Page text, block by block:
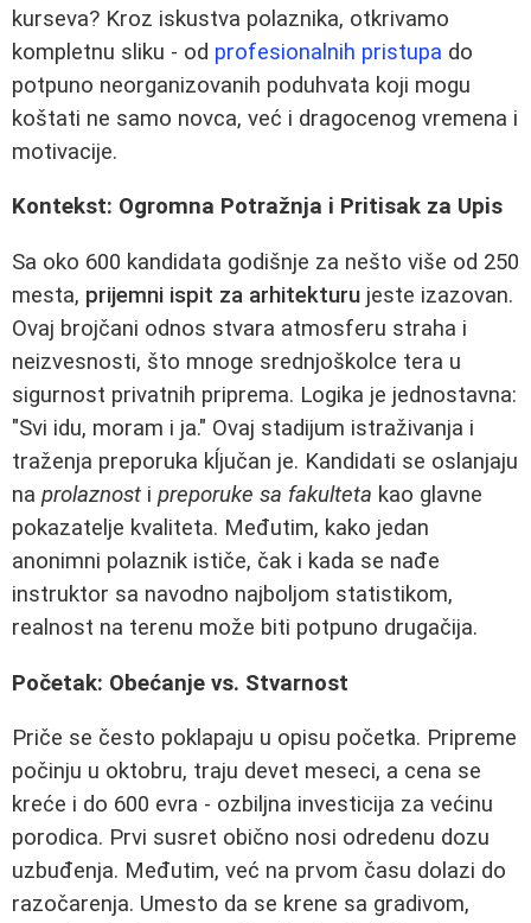
kurseva? Kroz iskustva polaznika, otkrivamo
kompletnu sliku - od profesionalnih pristupa do
potpuno neorganizovanih poduhvata koji mogu
koštati ne samo novca, već i dragocenog vremena i
motivacije.
Kontekst: Ogromna Potražnja i Pritisak za Upis
Sa oko 600 kandidata godišnje za nešto više od 250
mesta, prijemni ispit za arhitekturu jeste izazovan.
Ovaj brojčani odnos stvara atmosferu straha i
neizvesnosti, što mnoge srednjoškolce tera u
sigurnost privatnih priprema. Logika je jednostavna:
"Svi idu, moram i ja." Ovaj stadijum istraživanja i
traženja preporuka kĺjučan je. Kandidati se oslanjaju
na prolaznost i preporuke sa fakulteta kao glavne
pokazatelje kvaliteta. Međutim, kako jedan
anonimni polaznik ističe, čak i kada se nađe
instruktor sa navodno najboljom statistikom,
realnost na terenu može biti potpuno drugačija.
Početak: Obećanje vs. Stvarnost
Priče se često poklapaju u opisu početka. Pripreme
počinju u oktobru, traju devet meseci, a cena se
kreće i do 600 evra - ozbiljna investicija za većinu
porodica. Prvi susret obično nosi odredenu dozu
uzbuđenja. Međutim, već na prvom času dolazi do
razočarenja. Umesto da se krene sa gradivom,